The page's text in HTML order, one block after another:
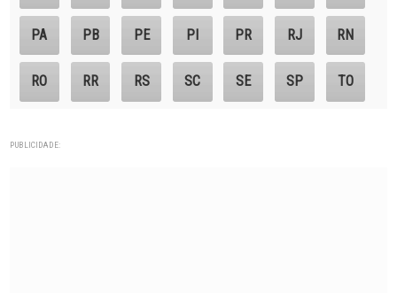
PA PB PE PI PR RJ RN
RO RR RS SC SE SP TO
PUBLICIDADE: